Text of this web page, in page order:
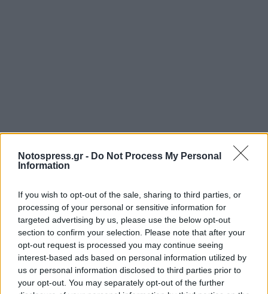
Notospress.gr - Do Not Process My Personal
Information
If you wish to opt-out of the sale, sharing to third parties, or
processing of your personal or sensitive information for
targeted advertising by us, please use the below opt-out
section to confirm your selection. Please note that after your
opt-out request is processed you may continue seeing
interest-based ads based on personal information utilized by
us or personal information disclosed to third parties prior to
your opt-out. You may separately opt-out of the further